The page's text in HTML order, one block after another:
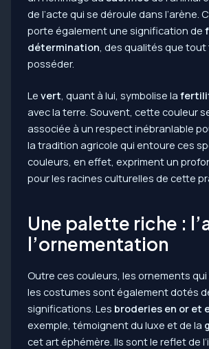
de l’acte qui se déroule dans l’arène.
porte également une signification de
détermination, des qualités que
posséder.
Le vert, quant à lui, symbolise la
avec la terre. Souvent, cette couleur
associée à un respect inébranlable
la tradition agricole qui entoure ces
couleurs, en effet, expriment un
pour les racines culturelles de cette
Une palette riche :
l’ornementation
Outre ces couleurs, les ornements
les costumes sont également dotés
significations. Les broderies en or et
exemple, témoignent du luxe et de la
cet art éphémère. Ils sont le reflet de